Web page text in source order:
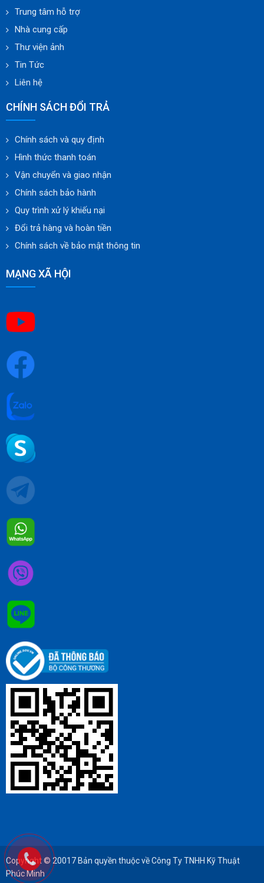
Trung tâm hỗ trợ
Nhà cung cấp
Thư viện ảnh
Tin Tức
Liên hệ
CHÍNH SÁCH ĐỔI TRẢ
Chính sách và quy định
Hình thức thanh toán
Vận chuyển và giao nhận
Chính sách bảo hành
Quy trình xử lý khiếu nại
Đổi trả hàng và hoàn tiền
Chính sách về bảo mật thông tin
MẠNG XÃ HỘI
Copyright © 20017 Bản quyền thuộc về Công Ty TNHH Kỹ Thuật
Phúc Minh